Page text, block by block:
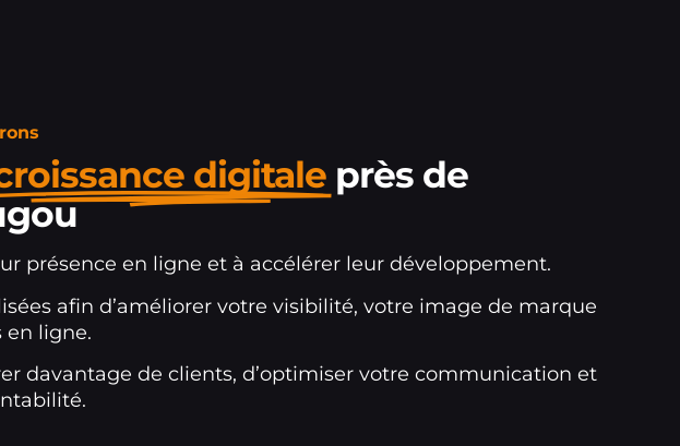
digitale près de
présence en ligne et à accélérer leur développement.
afin d’améliorer votre visibilité, votre image de marque
en ligne.
davantage de clients, d’optimiser votre communication et